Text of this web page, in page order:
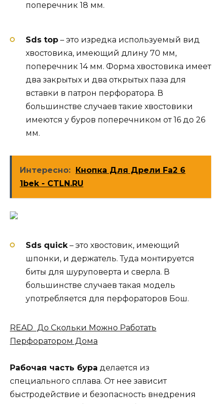
поперечник 18 мм.
Sds top – это изредка используемый вид
хвостовика, имеющий длину 70 мм,
поперечник 14 мм. Форма хвостовика имеет
два закрытых и два открытых паза для
вставки в патрон перфоратора. В
большинстве случаев такие хвостовики
имеются у буров поперечником от 16 до 26
мм.
Интересно:
Кнопка Для Дрели Fa2 6
1bek - CTLN.RU
Sds quick – это хвостовик, имеющий
шпонки, и держатель. Туда монтируется
биты для шуруповерта и сверла. В
большинстве случаев такая модель
употребляется для перфораторов Бош.
READ До Скольки Можно Работать
Перфоратором Дома
Рабочая часть бура делается из
специального сплава. От нее зависит
быстродействие и безопасность внедрения